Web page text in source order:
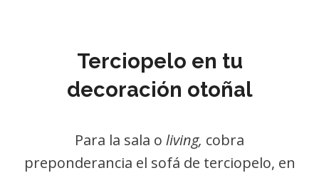
Terciopelo en tu
decoración otoñal
Para la sala o living, cobra
preponderancia el sofá de terciopelo, en